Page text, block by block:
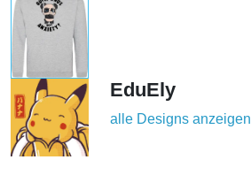
EduEly
alle Designs anzeigen